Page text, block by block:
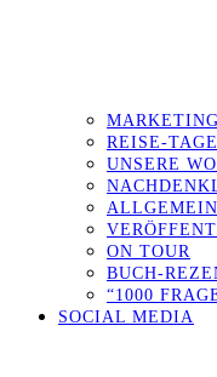
REISE-
UNSERE
ON TOUR
BUCH-
“1000
SOCIAL MEDIA